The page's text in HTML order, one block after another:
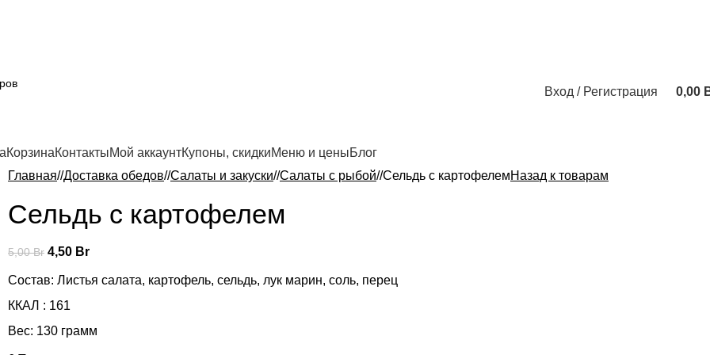
Вход / Регистрация 0,00
КорзинаКонтактыМой аккаунтКупоны, скидкиМеню и ценыБлог
Главная/ Доставка обедов/ Салаты и закуски/ Салаты с рыбой/ Сельдь с картофелемНазад к товарам
Сельдь с картофелем
5,00Br 4,50 Br
Состав: Листья салата, картофель, сельдь, лук марин, соль, перец
ККАЛ : 161
Вес: 130 грамм